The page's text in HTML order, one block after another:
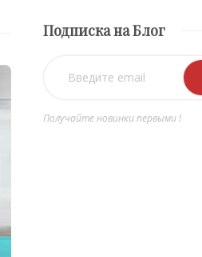
Подписка на Блог
Получайте новинки первыми !